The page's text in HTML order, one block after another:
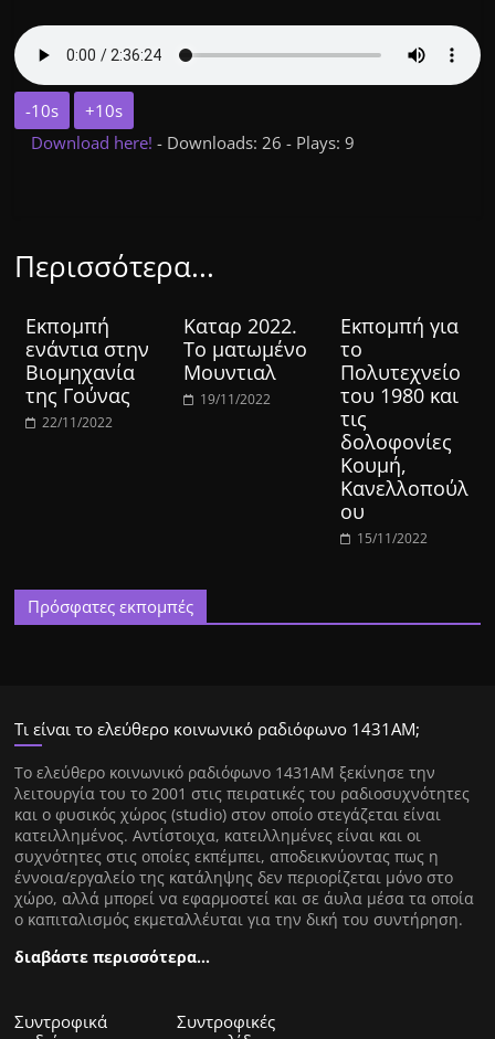
-10s
+10s
Download here!- Downloads: 26 - Plays: 9
Περισσότερα...
Εκπομπή
ενάντια στην
Βιομηχανία
της Γούνας
22/11/2022
Καταρ 2022.
Το ματωμένο
Μουντιαλ
19/11/2022
Εκπομπή για
το
Πολυτεχνείο
του 1980 και
τις
δολοφονίες
Κουμή,
Κανελλοπούλ
ου
15/11/2022
Πρόσφατες εκπομπές
Τι είναι το ελεύθερο κοινωνικό ραδιόφωνο 1431ΑΜ;
Tο ελεύθερο κοινωνικό ραδιόφωνο 1431AM ξεκίνησε την
λειτουργία του το 2001 στις πειρατικές του ραδιοσυχνότητες
και ο φυσικός χώρος (studio) στον οποίο στεγάζεται είναι
κατειλλημένος. Αντίστοιχα, κατειλλημένες είναι και οι
συχνότητες στις οποίες εκπέμπει, αποδεικνύοντας πως η
έννοια/εργαλείο της κατάληψης δεν περιορίζεται μόνο στο
χώρο, αλλά μπορεί να εφαρμοστεί και σε άυλα μέσα τα οποία
ο καπιταλισμός εκμεταλλέυται για την δική του συντήρηση.
διαβάστε περισσότερα…
Συντροφικά
Συντροφικές